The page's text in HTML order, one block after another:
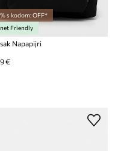
s kodom: OFF*
Friendly
Napapijri
€